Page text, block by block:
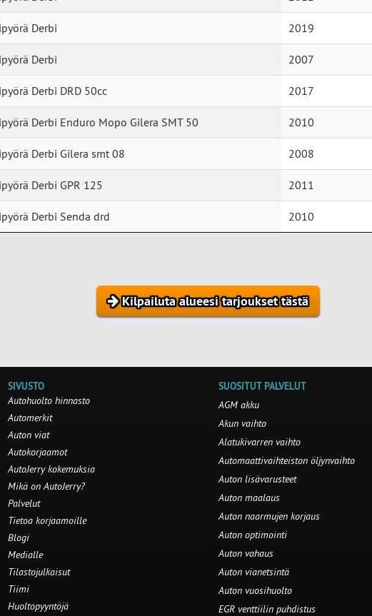
Derbi 2019
Derbi 2007
Derbi DRD 50cc 2017
Derbi Enduro Mopo Gilera SMT 50 2010
Derbi Gilera smt 08 2008
Derbi GPR 125 2011
Derbi Senda drd 2010
Kilpailuta alueesi tarjoukset tästä
SIVUSTO
Autohuolto hinnasto
Automerkit
Auton viat
Autokorjaamot
AutoJerry kokemuksia
Mikä on AutoJerry?
Palvelut
Tietoa korjaamoille
Blogi
Medialle
Tilastojulkaisut
Tiimi
Huoltopyyntöjä
SUOSITUT PALVELUT
AGM akku
Akun vaihto
Alatukivarren vaihto
Automaattivaihteiston öljynvaihto
Auton lisävarusteet
Auton maalaus
Auton naarmujen korjaus
Auton optimointi
Auton vahaus
Auton vianetsintä
Auton vuosihuolto
EGR venttiilin puhdistus